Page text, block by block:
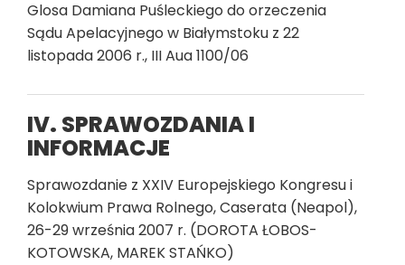
Glosa Damiana Puśleckiego do orzeczenia
Sądu Apelacyjnego w Białymstoku z 22
listopada 2006 r., III Aua 1100/06
IV. SPRAWOZDANIA I
INFORMACJE
Sprawozdanie z XXIV Europejskiego Kongresu i
Kolokwium Prawa Rolnego, Caserata (Neapol),
26-29 września 2007 r. (DOROTA ŁOBOS-
KOTOWSKA, MAREK STAŃKO)